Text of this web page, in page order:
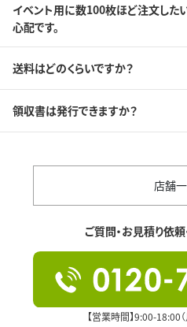
イベント用に数100枚ほど注文した
心配です。
送料はどのくらいですか？
領収書は発行できますか？
店舗
ご質問・お見積り依
【営業時間】9:00-18:00